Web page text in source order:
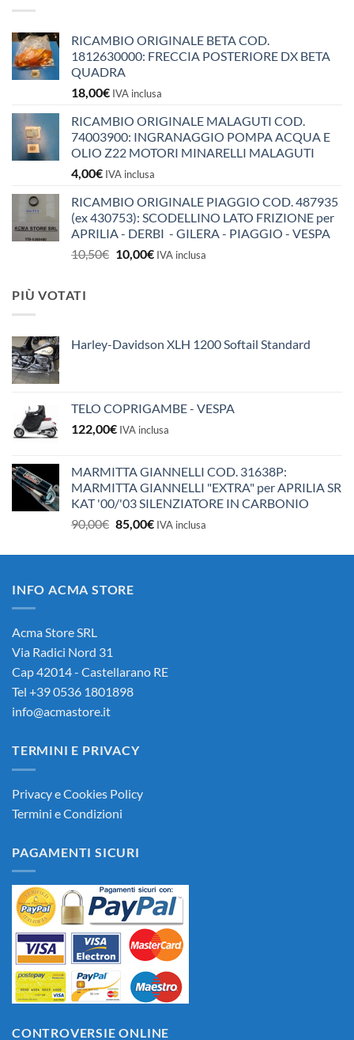
RICAMBIO ORIGINALE BETA COD.
1812630000: FRECCIA POSTERIORE DX BETA
QUADRA
18,00€ IVA inclusa
RICAMBIO ORIGINALE MALAGUTI COD.
74003900: INGRANAGGIO POMPA ACQUA E
OLIO Z22 MOTORI MINARELLI MALAGUTI
4,00€ IVA inclusa
RICAMBIO ORIGINALE PIAGGIO COD. 487935
(ex 430753): SCODELLINO LATO FRIZIONE per
APRILIA - DERBI - GILERA - PIAGGIO - VESPA
10,50€ Il
10,00€IlIVA inclusa
PIÙ VOTATI
Harley-Davidson XLH 1200 Softail Standard
TELO COPRIGAMBE - VESPA
122,00€ IVA inclusa
MARMITTA GIANNELLI COD. 31638P:
MARMITTA GIANNELLI "EXTRA" per APRILIA SR
KAT '00/'03 SILENZIATORE IN CARBONIO
90,00€ Il
originale
90,00€.
85,00€Il
attuale
IVA inclusa
INFO ACMA STORE
Acma Store SRL
Via Radici Nord 31
Cap 42014 - Castellarano RE
Tel +39 0536 1801898
info@acmastore.it
TERMINI E PRIVACY
Privacy e Cookies Policy
Termini e Condizioni
PAGAMENTI SICURI
CONTROVERSIE ONLINE